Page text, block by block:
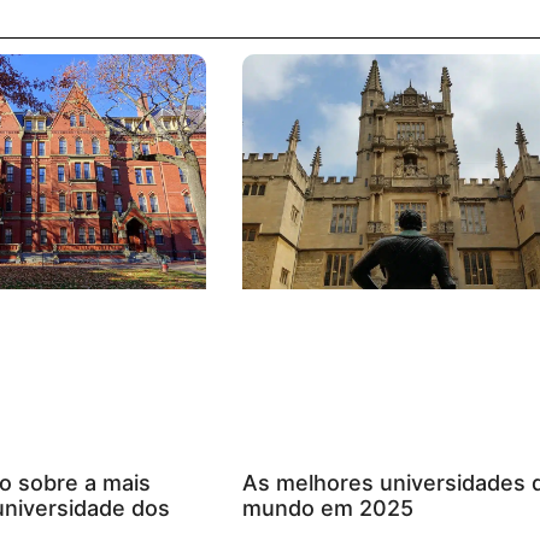
sobre a mais
dos
As melhores universidades
mundo em 2025